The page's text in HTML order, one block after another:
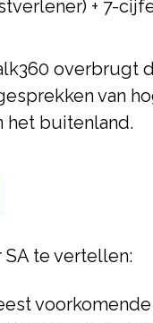
+ 7-
overbrugt
van
het buitenland.
te vertellen: